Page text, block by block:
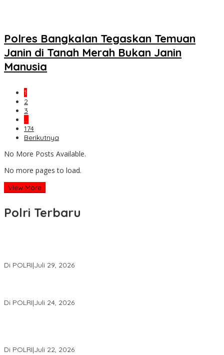
Polres Bangkalan Tegaskan Temuan
Janin di Tanah Merah Bukan Janin
Manusia
1
2
3
…
174
Berikutnya
No More Posts Available.
No more pages to load.
View More
Polri Terbaru
Di POLRI|Juli 29, 2026
Di POLRI|Juli 24, 2026
Di POLRI|Juli 22, 2026